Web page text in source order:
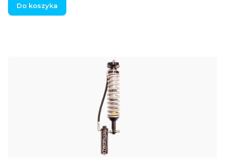
Do koszyka